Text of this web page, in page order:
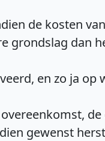
de kosten
grondslag dan
en zo ja op
gewenst